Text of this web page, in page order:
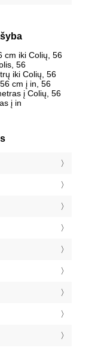
cm iki Colių, 56
56
iki Colių, 56
cm į in, 56
į Colių, 56
į in